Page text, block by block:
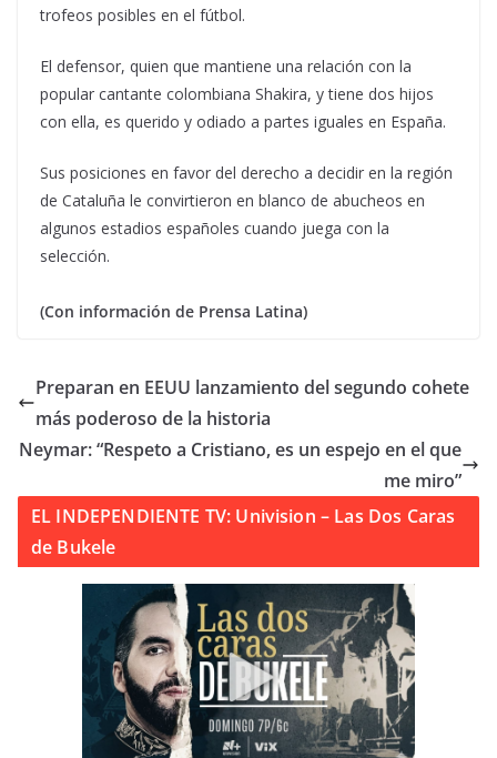
trofeos posibles en el fútbol.
El defensor, quien que mantiene una relación con la
popular cantante colombiana Shakira, y tiene dos hijos
con ella, es querido y odiado a partes iguales en España.
Sus posiciones en favor del derecho a decidir en la región
de Cataluña le convirtieron en blanco de abucheos en
algunos estadios españoles cuando juega con la
selección.
(Con información de Prensa Latina)
Preparan en EEUU lanzamiento del segundo cohete
más poderoso de la historia
Neymar: “Respeto a Cristiano, es un espejo en el que
me miro”
EL INDEPENDIENTE TV: Univision – Las Dos Caras
de Bukele